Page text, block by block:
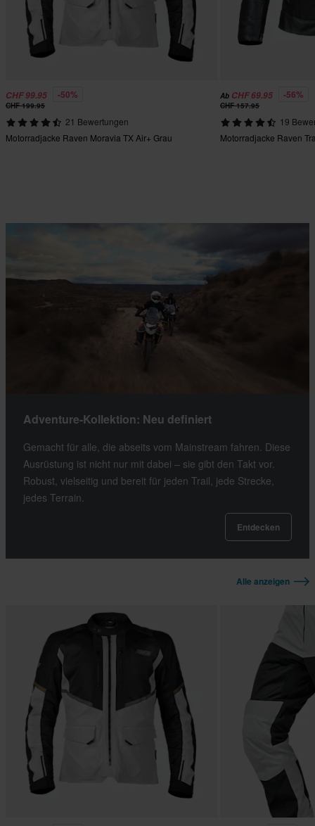
CHF 99.95 -50%
CHF 199.95
21 Bewertungen
Motorradjacke Raven Moravia TX Air+ Grau
Ab CHF 69.95 -56%
CHF 157.95
19
Motorradjacke Raven
Adventure-Kollektion: Neu definiert
Gemacht für alle, die abseits vom Mainstream fahren. Diese
Ausrüstung ist nicht nur mit dabei – sie gibt den Takt vor.
Robust, vielseitig und bereit für jeden Trail, jede Strecke,
jedes Terrain.
Entdecken
Alle anzeigen